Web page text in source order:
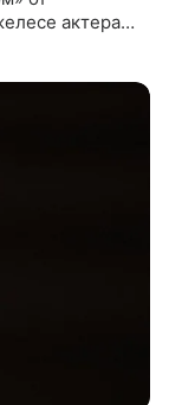
актера